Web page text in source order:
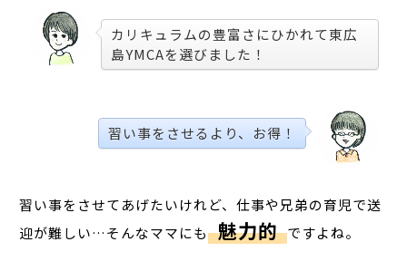
カリキュラムの豊富さにひかれて東広
島YMCAを選びました！
習い事をさせるより、お得！
習い事をさせてあげたいけれど、仕事や兄弟の育児で送
迎が難しい…そんなママにも 魅力的 ですよね。